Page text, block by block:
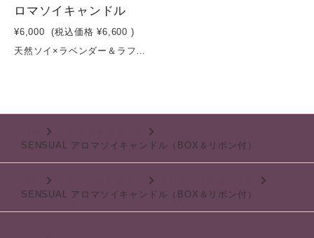
ロマソイキャンドル
¥6,000 (税込価格 ¥6,600 )
天然ソイ×ラベンダー＆ラフランス。心をほどき、深く休むためのアロマキャンドル大豆由来のソイワックスに、ラベンダー精油とラフランスのやさしい甘さを重ねたフルーツルーツのフルーツソイキャンドル〈CALM〉。合成香料・パラフィン不使用で、空気を汚しにくいクリーンな灯りと、自然に広がる穏やかな香りが特徴です。ラベンダーの落ち着きある香りに、ラフランスのほのかな甘みを加えることで、心の緊張をゆるめ、深いリラックスへと導きます。忙しい日常やストレスの多い環境の中で、「何もしない時間」をやさしく支える香りです。ゆっくりと燃えるソイワックスは長時間使用でき、夜のリラックスタイムや睡眠前の習慣に最適。空間と心を静かに整えるためのキャンドルです。容量: 160g原材料：キャンドル（ソイワックス）、精油、芯
SENSUAL アロマソイキャンドル（BOX＆リボン付）
SENSUAL アロマソイキャンドル（BOX＆リボン付）